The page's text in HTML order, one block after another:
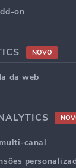
on
NOVO
da web
canal